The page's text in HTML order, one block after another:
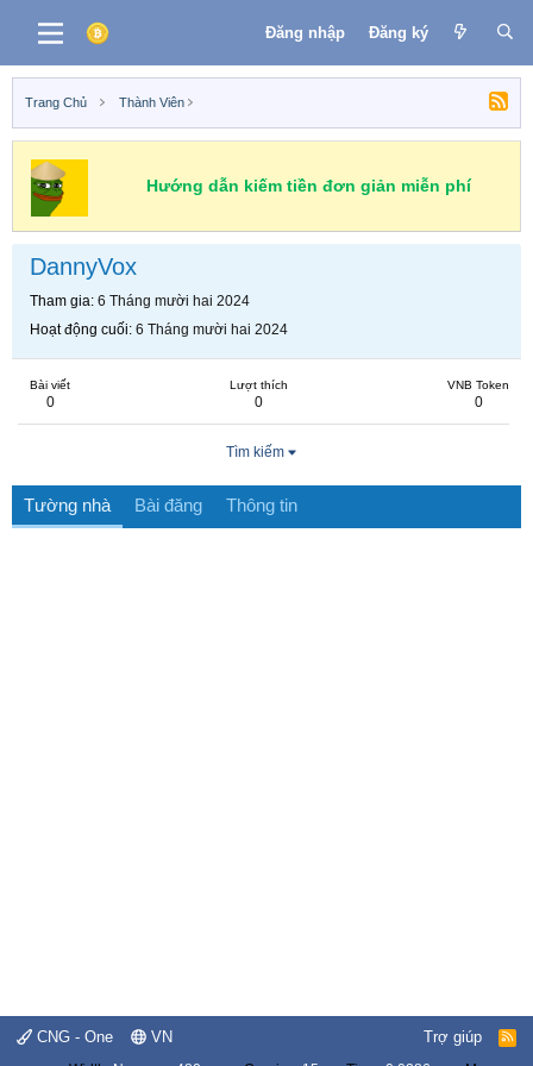
Đăng nhập Đăng ký
Trang Chủ Thành Viên
Hướng dẫn kiếm tiền đơn giản miễn phí
DannyVox
Tham gia 6 Tháng mười hai 2024
Hoạt động cuối 6 Tháng mười hai 2024
Bài viết
0
Lượt thích
0
VNB Token
0
Tìm kiếm
Tường nhà Bài đăng Thông tin
CNG - One VN Trợ giúp
R